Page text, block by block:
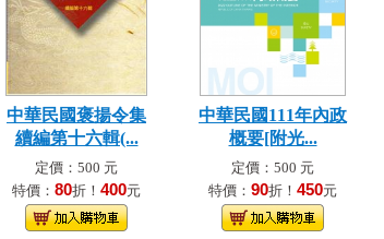
中華民國褒揚令集
續編第十六輯(...
定價：500 元
特價： 80折！ 400元
中華民國111年內政
概要[附光...
定價：500 元
特價： 90折！ 450元